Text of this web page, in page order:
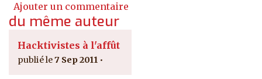
Ajouter un commentaire
du même auteur
Hacktivistes à l'affût
7 Sep 2011